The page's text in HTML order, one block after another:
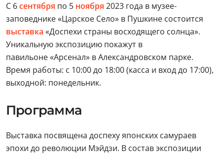
С 6сентября по 5 ноября 2023 года в музее-
заповеднике «Царское Село» в Пушкине состоится
выставка «Доспехи страны восходящего солнца».
Уникальную экспозицию покажут в
павильоне «Арсенал» в Александровском парке.
Время работы: с 10:00 до 18:00 (касса и вход до 17:00),
выходной: понедельник.
Программа
Выставка посвящена доспеху японских самураев
эпохи до революции Мэйдзи. В состав экспозиции